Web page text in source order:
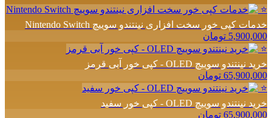
⭐
خدمات کپی خور سخت افزاری نینتندو سوییچ Nintendo Switch
5,900,000 تومان
⭐
خرید نینتندو سوییچ OLED - کپی خور آبی قرمز
65,900,000 تومان
⭐
خرید نینتندو سوییچ OLED - کپی خور سفید
65,900,000 تومان